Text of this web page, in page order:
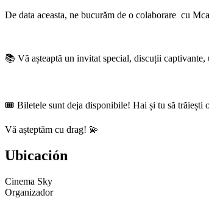
De data aceasta, ne bucurăm de o colaborare cu
📚 Vă așteaptă un invitat special, discuții
🎟️ Biletele sunt deja disponibile! Hai și tu să trăiești
Vă așteptăm cu drag! 💫
Ubicación
Cinema Sky
Organizador